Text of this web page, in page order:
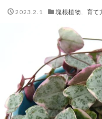
2023.2.1 塊根植物 育て